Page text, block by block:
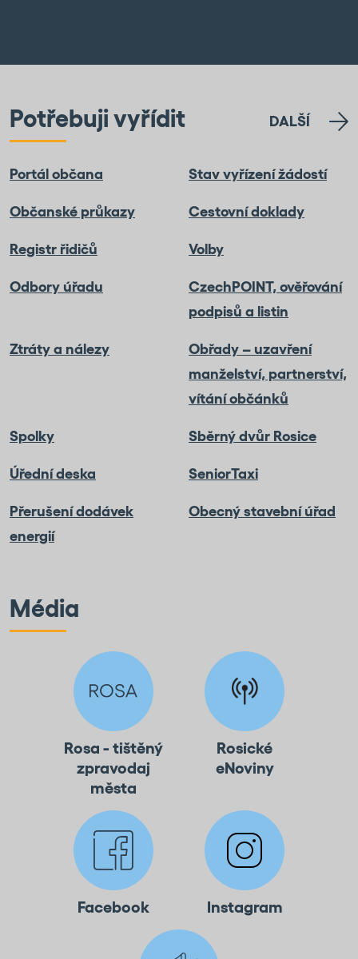
Potřebuji vyřídit DALŠÍ
Portál občana Stav vyřízení žádostí
Občanské průkazy Cestovní doklady
Registr řidičů Volby
Odbory úřadu
CzechPOINT, ověřování
podpisů a listin
Ztráty a nálezy
Obřady – uzavření
manželství, partnerství,
vítání občánků
Spolky Sběrný dvůr Rosice
Úřední deska SeniorTaxi
Přerušení dodávek
energií
Obecný stavební úřad
Média
Rosa - tištěný
zpravodaj
města
Rosické
eNoviny
Facebook Instagram